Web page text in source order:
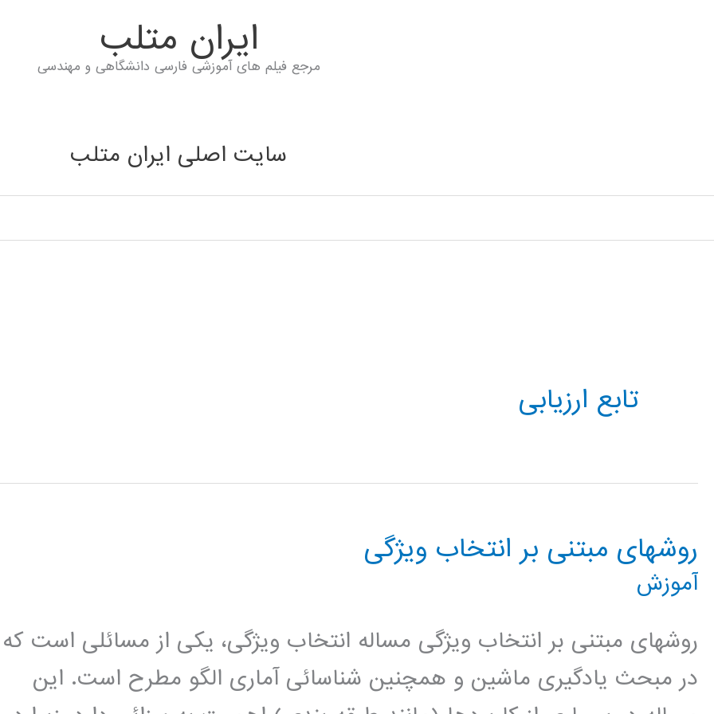
ايران متلب
مرجع فیلم های آموزشی فارسی دانشگاهی و مهندسی
سایت اصلی ایران متلب
تابع ارزیابی
روشهای مبتنی بر انتخاب ویژگی
آموزش
روشهای مبتنی بر انتخاب ویژگی مساله انتخاب ویژگی، یکی از مسائلی است که
در مبحث یادگیری ماشین و همچنین شناسائی آماری الگو مطرح است. این